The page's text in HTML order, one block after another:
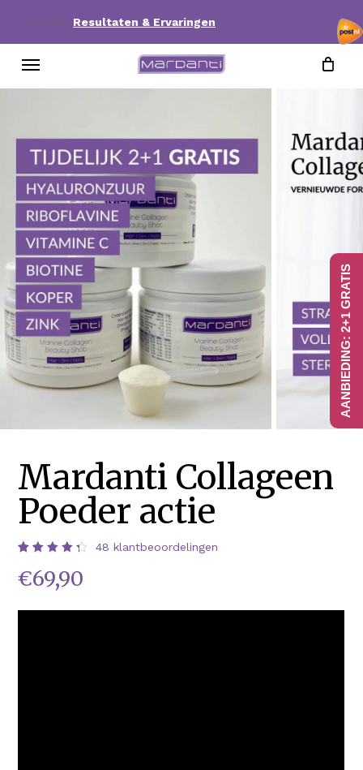
main
⭐⭐⭐⭐⭐ Resultaten & Ervaringen
Mardanti Collageen
Poeder actie
4.42
op 5
48 klantbeoordelingen
€69,90
AANBIEDING: 2+1 GRATIS